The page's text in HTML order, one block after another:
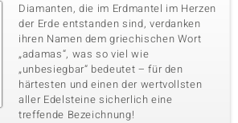
Diamanten, die im Erdmantel im Herzen
der Erde entstanden sind, verdanken
ihren Namen dem griechischen Wort
„adamas“, was so viel wie
„unbesiegbar“ bedeutet – für den
härtesten und einen der wertvollsten
aller Edelsteine sicherlich eine
treffende Bezeichnung!